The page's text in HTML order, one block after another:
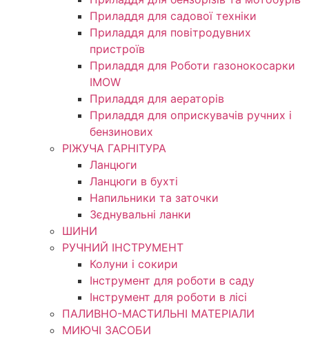
Приладдя для садової техніки
Приладдя для повітродувних
пристроїв
Приладдя для Роботи газонокосарки
IMOW
Приладдя для аераторів
Приладдя для оприскувачів ручних і
бензинових
РІЖУЧА ГАРНІТУРА
Ланцюги
Ланцюги в бухті
Напильники та заточки
Зєднувальні ланки
ШИНИ
РУЧНИЙ ІНСТРУМЕНТ
Колуни і сокири
Інструмент для роботи в саду
Інструмент для роботи в лісі
ПАЛИВНО-МАСТИЛЬНІ МАТЕРІАЛИ
МИЮЧІ ЗАСОБИ